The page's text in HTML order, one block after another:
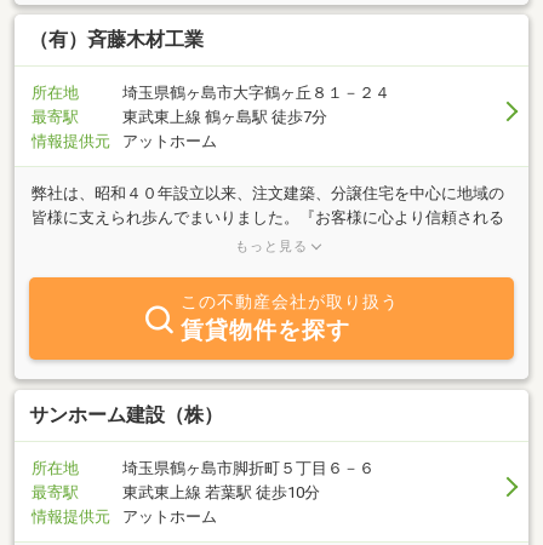
（有）斉藤木材工業
所在地
埼玉県鶴ヶ島市大字鶴ヶ丘８１－２４
最寄駅
東武東上線 鶴ヶ島駅 徒歩7分
情報提供元
アットホーム
弊社は、昭和４０年設立以来、注文建築、分譲住宅を中心に地域の
皆様に支えられ歩んでまいりました。『お客様に心より信頼される
家づくり』を目指し、より良い材料、技術を全力投入し、安心、安
おかげ様で免許番号も第１4となりました。
もっと見る
この不動産会社が取り扱う
賃貸物件を探す
サンホーム建設（株）
所在地
埼玉県鶴ヶ島市脚折町５丁目６－６
最寄駅
東武東上線 若葉駅 徒歩10分
情報提供元
アットホーム